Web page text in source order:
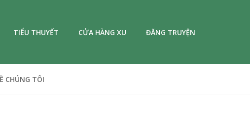
TIỂU THUYẾT CỬA HÀNG XU ĐĂNG TRUYỆN
CHÚNG TÔI